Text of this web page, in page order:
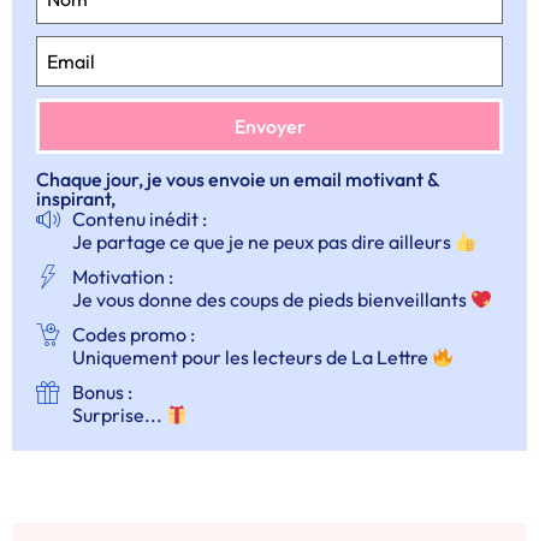
Chaque jour, je vous envoie un email motivant &
inspirant,
Contenu inédit :
Je partage ce que je ne peux pas dire ailleurs
Motivation :
Je vous donne des coups de pieds bienveillants
Codes promo :
Uniquement pour les lecteurs de La Lettre
Bonus :
Surprise...